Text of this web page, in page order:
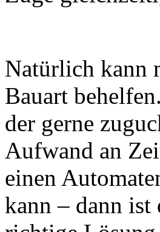
Natürlich kann
Bauart
der gerne
Aufwand an
einen
kann – dann